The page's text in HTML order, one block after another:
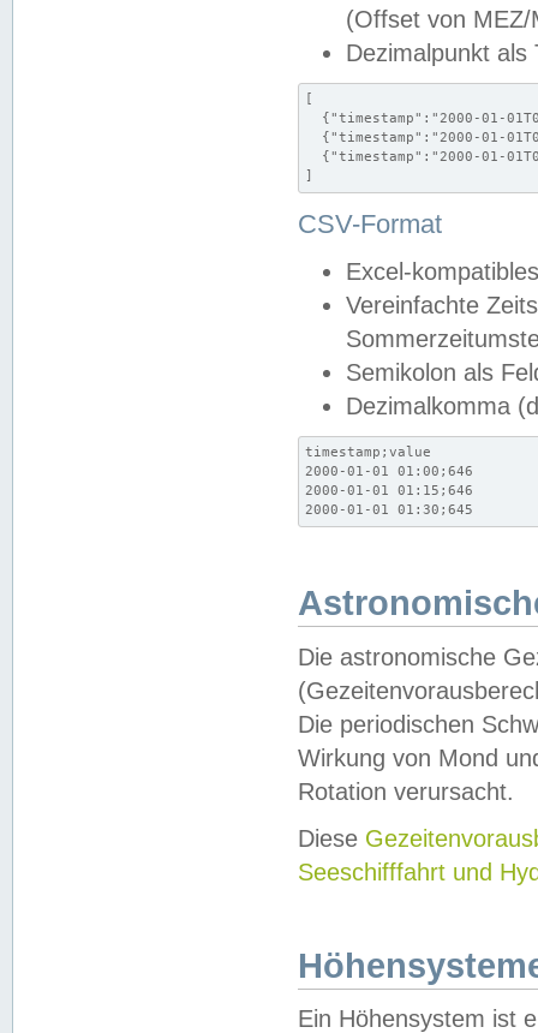
(Offset von MEZ/
Dezimalpunkt als
[
{"timestamp":"2000-01-
{"timestamp":"2000-01-
{"timestamp":"2000-01-
]
CSV-Format
Excel-
Vereinfachte
Semikolon als
Dezimalkomma
timestamp;value
2000-01-01 01:00;646
2000-01-01 01:15;646
2000-01-01 01:30;645
Die astronomische
Die periodischen
Wirkung von Mond
Rotation verursacht.
Diese
Seeschifffahrt und
Ein Höhensystem ist